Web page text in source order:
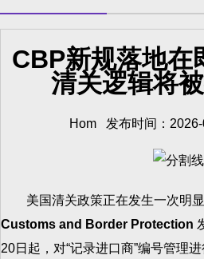
CBP新规落地在
清关逻辑将
Hom 发布时间：
美国清关政策正在发生一次明显
Customs and Border Protection
20日起，对“记录进口商”编号管理进